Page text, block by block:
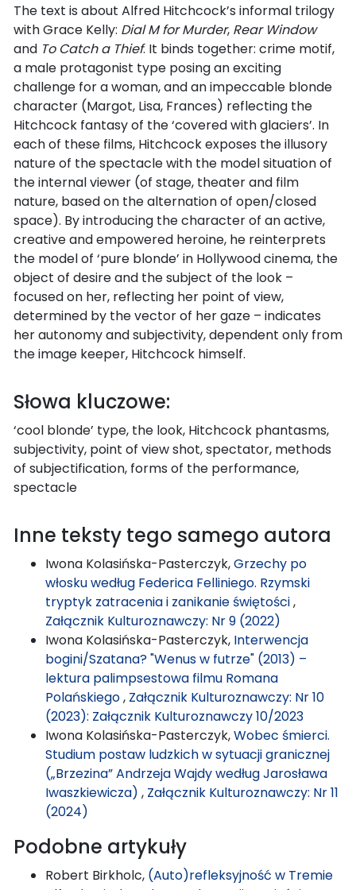
The text is about Alfred Hitchcock’s informal trilogy
with Grace Kelly: Dial M for Murder, Rear Window
and To Catch a Thief. It binds together: crime motif,
a male protagonist type posing an exciting
challenge for a woman, and an impeccable blonde
character (Margot, Lisa, Frances) reflecting the
Hitchcock fantasy of the ‘covered with glaciers’. In
each of these films, Hitchcock exposes the illusory
nature of the spectacle with the model situation of
the internal viewer (of stage, theater and film
nature, based on the alternation of open/closed
space). By introducing the character of an active,
creative and empowered heroine, he reinterprets
the model of ‘pure blonde’ in Hollywood cinema, the
object of desire and the subject of the look –
focused on her, reflecting her point of view,
determined by the vector of her gaze – indicates
her autonomy and subjectivity, dependent only from
the image keeper, Hitchcock himself.
Słowa kluczowe:
‘cool blonde’ type, the look, Hitchcock phantasms,
subjectivity, point of view shot, spectator, methods
of subjectification, forms of the performance,
spectacle
Inne teksty tego samego autora
Iwona Kolasińska-Pasterczyk,Grzechy po
włosku według Federica Felliniego. Rzymski
tryptyk zatracenia i zanikanie świętości,
Załącznik Kulturoznawczy: Nr 9 (2022)
Iwona Kolasińska-Pasterczyk, Interwencja
bogini/Szatana? "Wenus w futrze" (2013) –
lektura palimpsestowa filmu Romana
Polańskiego, Załącznik Kulturoznawczy: Nr 10
(2023): Załącznik Kulturoznawczy 10/2023
Iwona Kolasińska-Pasterczyk,Wobec śmierci.
Studium postaw ludzkich w sytuacji granicznej
(„Brzezina” Andrzeja Wajdy według Jarosława
Iwaszkiewicza) , Załącznik Kulturoznawczy: Nr 11
(2024)
Podobne artykuły
Robert Birkholc, (Auto)refleksyjność w Tremie